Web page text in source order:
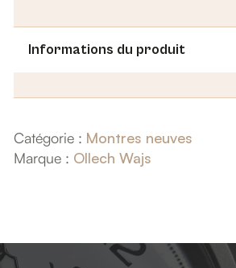
Informations du produit
Catégorie : Montres neuves
Marque : Ollech Wajs